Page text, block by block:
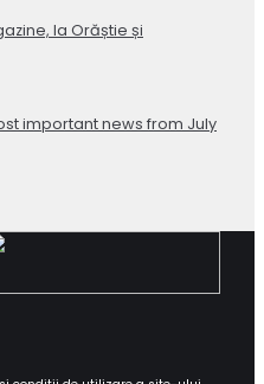
la Orăștie și
important news from July